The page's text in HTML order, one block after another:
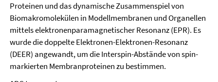
Proteinen und das dynamische Zusammenspiel von
Biomakromolekülen in Modellmembranen und Organellen
mittels elektronenparamagnetischer Resonanz (EPR). Es
wurde die doppelte Elektronen-Elektronen-Resonanz
(DEER) angewandt, um die Interspin-Abstände von spin-
markierten Membranproteinen zu bestimmen.